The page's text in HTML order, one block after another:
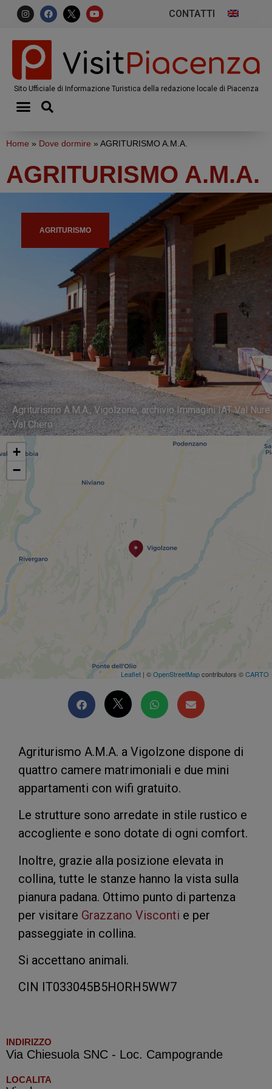
CONTATTI
Sito Ufficiale di Informazione Turistica della redazione locale di Piacenza
Home » Dove dormire » AGRITURISMO A.M.A.
AGRITURISMO A.M.A.
AGRITURISMO
Agriturismo A.M.A., Vigolzone, archivio Immagini IAT Val Nure
Val Chero
+
−
Leaflet | ©OpenStreetMapcontributors ©CARTO
Agriturismo A.M.A. a Vigolzone dispone di
quattro camere matrimoniali e due mini
appartamenti con wifi gratuito.
Le strutture sono arredate in stile rustico e
accogliente e sono dotate di ogni comfort.
Inoltre, grazie alla posizione elevata in
collina, tutte le stanze hanno la vista sulla
pianura padana. Ottimo punto di partenza
per visitare Grazzano Visconti e per
passeggiate in collina.
Si accettano animali.
CIN IT033045B5HORH5WW7
INDIRIZZO
Via Chiesuola SNC - Loc. Campogrande
LOCALITA